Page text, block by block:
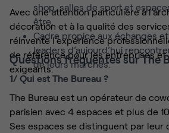
shop, salles de sport et
être.
Cadre propice aux échanges
leaders d’aujourd’hui
de leurs marchés.
Avec une attention particulière à
décoration et à la qualité des
réinvente l’expérience
de référence pour les entreprises
exigeants.
Questions fréquentes sur The
1/ Qui est The Bureau ?
The Bureau est un opérateur de
parisien avec 4 espaces et plus de
Ses espaces se distinguent par leur